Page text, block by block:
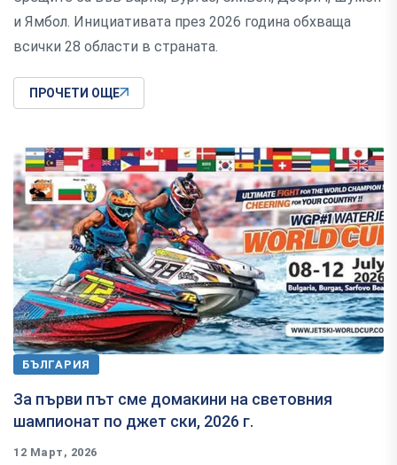
и Ямбол. Инициативата през 2026 година обхваща
всички 28 области в страната.
ПРОЧЕТИ ОЩЕ
БЪЛГАРИЯ
За първи път сме домакини на световния
шампионат по джет ски, 2026 г.
12 Март, 2026